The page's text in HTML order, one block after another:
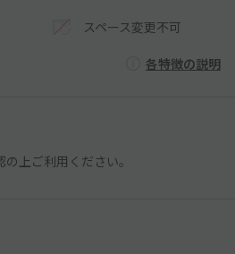
スペース変更不可
各特徴の説明
上ご利用ください。